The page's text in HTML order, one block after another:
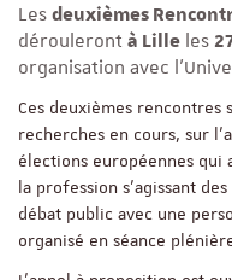
Les deuxièmes
dérouleront à Lille les
organisation avec
Ces deuxièmes rencontres
recherches en cours, sur
élections européennes qui
la profession s’agissant
débat public avec une
organisé en séance